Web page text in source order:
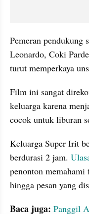
Pemeran pendukung
Leonardo, Coki
turut memperkaya
Film ini sangat
keluarga karena
cocok untuk liburan
Keluarga Super Irit
berdurasi 2 jam.
penonton
hingga pesan yang
Baca juga: Panggil